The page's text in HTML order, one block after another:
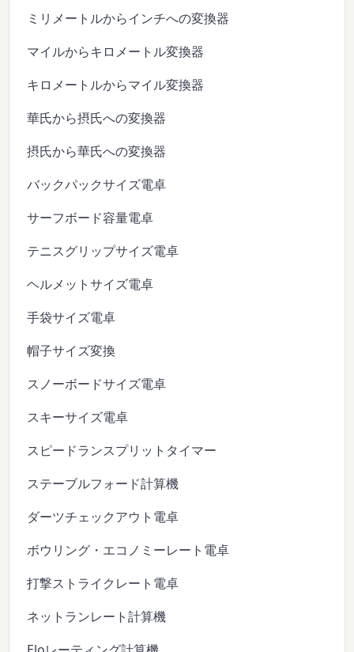
ミリメートルからインチへの変換器
マイルからキロメートル変換器
キロメートルからマイル変換器
華氏から摂氏への変換器
摂氏から華氏への変換器
バックパックサイズ電卓
サーフボード容量電卓
テニスグリップサイズ電卓
ヘルメットサイズ電卓
手袋サイズ電卓
帽子サイズ変換
スノーボードサイズ電卓
スキーサイズ電卓
スピードランスプリットタイマー
ステーブルフォード計算機
ダーツチェックアウト電卓
ボウリング・エコノミーレート電卓
打撃ストライクレート電卓
ネットランレート計算機